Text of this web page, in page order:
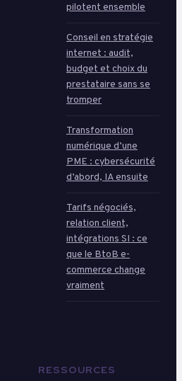
pilotent ensemble
Conseil en stratégie
internet : audit,
budget et choix du
prestataire sans se
tromper
Transformation
numérique d’une
PME : cybersécurité
d’abord, IA ensuite
Tarifs négociés,
relation client,
intégrations SI : ce
que le BtoB e-
commerce change
vraiment
RESSOURCES